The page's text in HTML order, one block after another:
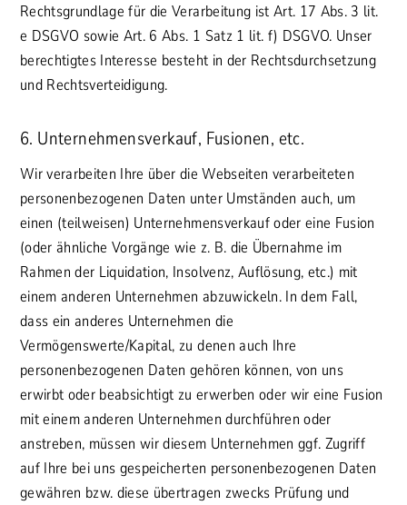
Rechtsgrundlage für die Verarbeitung ist Art. 17 Abs. 3 lit.
e DSGVO sowie Art. 6 Abs. 1 Satz 1 lit. f) DSGVO. Unser
berechtigtes Interesse besteht in der Rechtsdurchsetzung
und Rechtsverteidigung.
6. Unternehmensverkauf, Fusionen, etc.
Wir verarbeiten Ihre über die Webseiten verarbeiteten
personenbezogenen Daten unter Umständen auch, um
einen (teilweisen) Unternehmensverkauf oder eine Fusion
(oder ähnliche Vorgänge wie z. B. die Übernahme im
Rahmen der Liquidation, Insolvenz, Auflösung, etc.) mit
einem anderen Unternehmen abzuwickeln. In dem Fall,
dass ein anderes Unternehmen die
Vermögenswerte/Kapital, zu denen auch Ihre
personenbezogenen Daten gehören können, von uns
erwirbt oder beabsichtigt zu erwerben oder wir eine Fusion
mit einem anderen Unternehmen durchführen oder
anstreben, müssen wir diesem Unternehmen ggf. Zugriff
auf Ihre bei uns gespeicherten personenbezogenen Daten
gewähren bzw. diese übertragen zwecks Prüfung und